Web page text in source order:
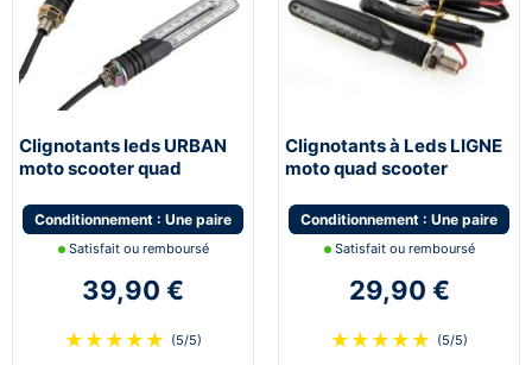
Clignotants leds URBAN
moto scooter quad
Conditionnement : Une paire
Satisfait ou remboursé
39,90 €
★ ★ ★ ★ ★ (5/5)
Clignotants à Leds LIGNE
moto quad scooter
Conditionnement : Une paire
Satisfait ou remboursé
29,90 €
★ ★ ★ ★ ★ (5/5)